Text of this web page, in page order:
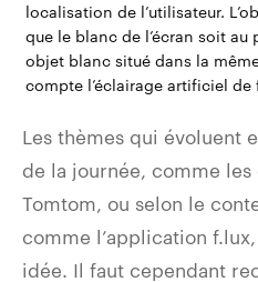
localisation de l’utilisateur.
que le blanc de l’écran soit au
objet blanc situé dans la
compte l’éclairage artificiel de
Les thèmes qui évoluent
de la journée, comme les
Tomtom, ou selon le
comme l’application
idée. Il faut cependant